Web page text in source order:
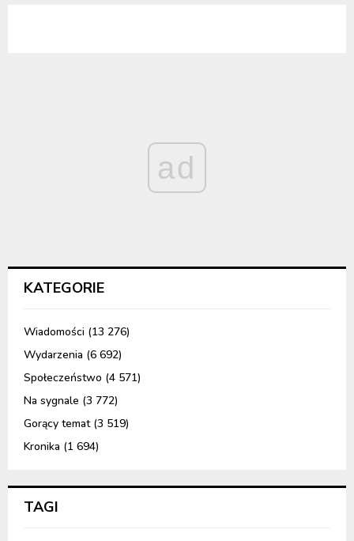
ad
KATEGORIE
Wiadomości (13 276)
Wydarzenia (6 692)
Społeczeństwo (4 571)
Na sygnale (3 772)
Gorący temat(3 519)
Kronika (1 694)
TAGI